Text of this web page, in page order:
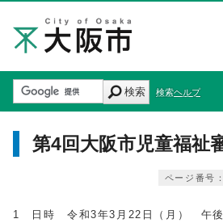
検索 検索ヘルプ
第4回大阪市児童福
ページ番号
1 日時 令和3年3月22日（月） 午後